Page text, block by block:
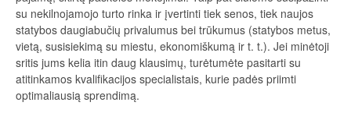
su nekilnojamojo turto rinka ir įvertinti tiek senos, tiek naujos
statybos daugiabučių privalumus bei trūkumus (statybos metus,
vietą, susisiekimą su miestu, ekonomiškumą ir t. t.). Jei minėtoji
sritis jums kelia itin daug klausimų, turėtumėte pasitarti su
atitinkamos kvalifikacijos specialistais, kurie padės priimti
optimaliausią sprendimą.